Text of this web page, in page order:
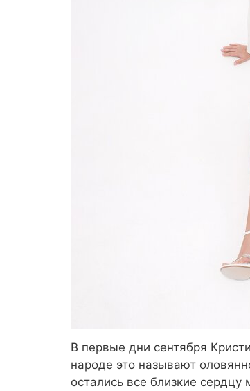
В первые дни сентября
народе это называют
остались все близкие